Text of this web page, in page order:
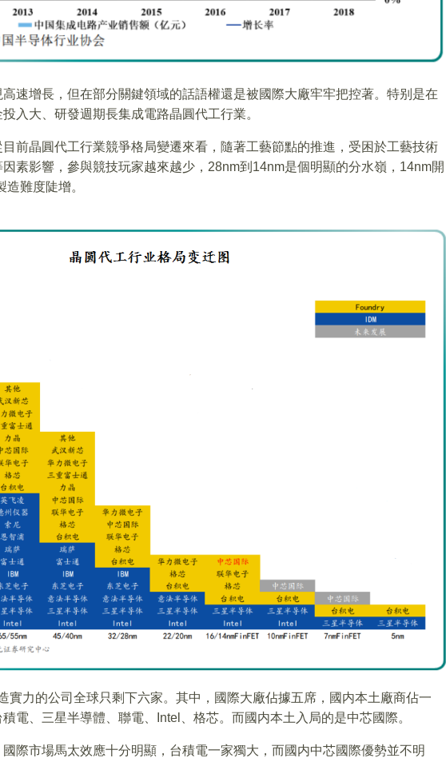
速增長，但在部分關鍵領域的話語權還是被國際大廠牢牢把控著。特别是在
入大、研發週期長集成電路晶圓代工行業。
前晶圓代工行業競爭格局變遷來看，隨著工藝節點的推進，受困於工藝技術
素影響，參與競技玩家越來越少，28nm到14nm是個明顯的分水嶺，14nm開
難度陡增。
實力的公司全球只剩下六家。其中，國際大廠佔據五席，國内本土廠商佔一
電、三星半導體、聯電、Intel、格芯。而國内本土入局的是中芯國際。
際市場馬太效應十分明顯，台積電一家獨大，而國内中芯國際優勢並不明